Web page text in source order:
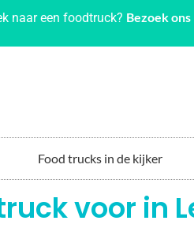
naar een foodtruck? Bezoek
Food trucks in de kijker
voor in